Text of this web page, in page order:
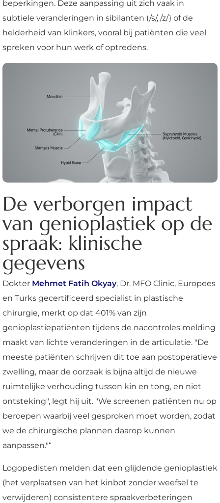
beperkingen. Deze aanpassing uit zich vaak in
subtiele veranderingen in sibilanten (/s/, /z/) of de
helderheid van klinkers, vooral bij patiënten die veel
spreken voor hun werk of optredens.
De verborgen impact
van genioplastiek op de
spraak: klinische
gegevens
Dokter Mehmet Fatih Okyay, Dr. MFO Clinic, Europees
en Turks gecertificeerd specialist in plastische
chirurgie, merkt op dat 401% van zijn
genioplastiepatiënten tijdens de nacontroles melding
maakt van lichte veranderingen in de articulatie. "De
meeste patiënten schrijven dit toe aan postoperatieve
zwelling, maar de oorzaak is bijna altijd de nieuwe
ruimtelijke verhouding tussen kin en tong, en niet
ontsteking", legt hij uit. "We screenen patiënten nu op
beroepen waarbij veel gesproken moet worden, zodat
we de chirurgische plannen daarop kunnen
aanpassen."“
Logopedisten melden dat een glijdende genioplastiek
(het verplaatsen van het kinbot zonder weefsel te
verwijderen) consistentere spraakverbeteringen